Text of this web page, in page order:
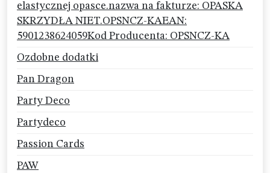
elastycznej opasce.nazwa na fakturze: OPASKA
SKRZYDŁA NIET.OPSNCZ-KAEAN:
5901238624059Kod Producenta: OPSNCZ-KA
Ozdobne dodatki
Pan Dragon
Party Deco
Partydeco
Passion Cards
PAW